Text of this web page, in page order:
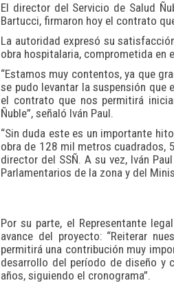
El director del Servicio de Salud
Bartucci, firmaron hoy el contrato
La autoridad expresó su
obra hospitalaria, comprometida en
“Estamos muy contentos, ya que
se pudo levantar la suspensión que
el contrato que nos permitirá
Ñuble”, señaló Iván Paul.
“Sin duda este es un importante
obra de 128 mil metros cuadrados,
director del SSÑ. A su vez, Iván
Parlamentarios de la zona y del
Por su parte, el Representante
avance del proyecto: “Reiterar
permitirá una contribución muy
desarrollo del período de diseño y
años, siguiendo el cronograma”.